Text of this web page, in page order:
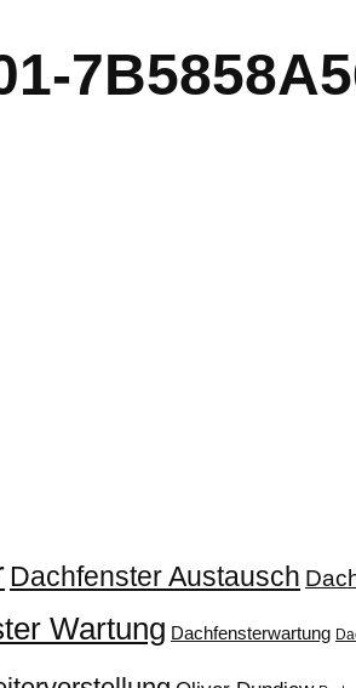
Dachfenster Austausch
Wartung Dachfensterwartung